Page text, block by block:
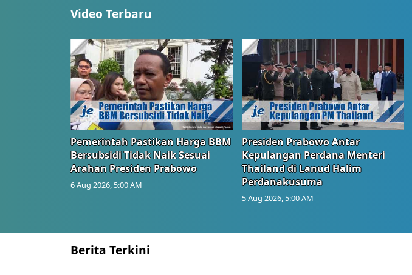
Video Terbaru
Pemerintah Pastikan Harga BBM
Bersubsidi Tidak Naik Sesuai
Arahan Presiden Prabowo
6 Aug 2026, 5:00 AM
Presiden Prabowo Antar
Kepulangan Perdana Menteri
Thailand di Lanud Halim
Perdanakusuma
5 Aug 2026, 5:00 AM
Berita Terkini